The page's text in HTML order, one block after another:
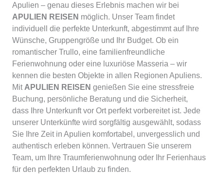
Apulien – genau dieses Erlebnis machen wir bei
APULIEN REISEN möglich. Unser Team findet
individuell die perfekte Unterkunft, abgestimmt auf Ihre
Wünsche, Gruppengröße und Ihr Budget. Ob ein
romantischer Trullo, eine familienfreundliche
Ferienwohnung oder eine luxuriöse Masseria – wir
kennen die besten Objekte in allen Regionen Apuliens.
Mit APULIEN REISEN genießen Sie eine stressfreie
Buchung, persönliche Beratung und die Sicherheit,
dass Ihre Unterkunft vor Ort perfekt vorbereitet ist. Jede
unserer Unterkünfte wird sorgfältig ausgewählt, sodass
Sie Ihre Zeit in Apulien komfortabel, unvergesslich und
authentisch erleben können. Vertrauen Sie unserem
Team, um Ihre Traumferienwohnung oder Ihr Ferienhaus
für den perfekten Urlaub zu finden.